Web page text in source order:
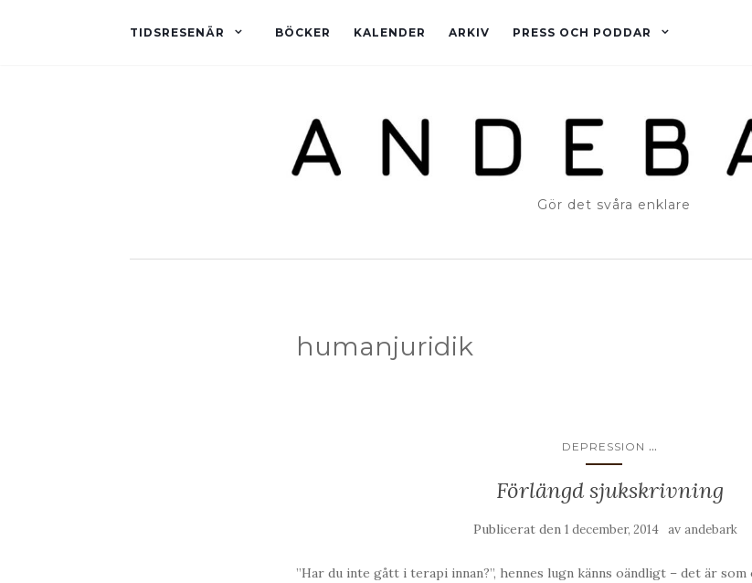
TIDSRESENÄR BÖCKER KALENDER ARKIV PRESS OCH PODDAR
Gör det svåra enklare
humanjuridik
DEPRESSION ...
Förlängd sjukskrivning
Publicerat den 1 december, 2014 av andebark
”Har du inte gått i terapi innan?”, hennes lugn känns oändligt – det är